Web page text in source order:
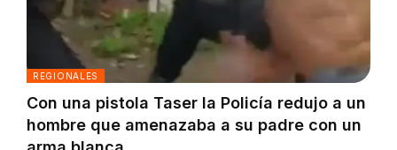
REGIONALES
Con una pistola Taser la Policía redujo a un
hombre que amenazaba a su padre con un